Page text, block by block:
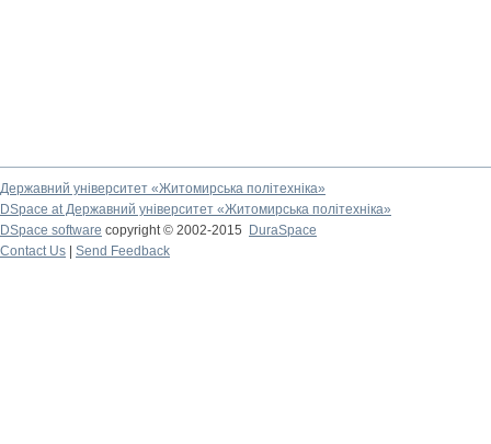
Державний університет «Житомирська політехніка»
DSpace at Державний університет «Житомирська політехніка»
DSpace software copyright © 2002-2015
DuraSpace
Contact Us
Send Feedback